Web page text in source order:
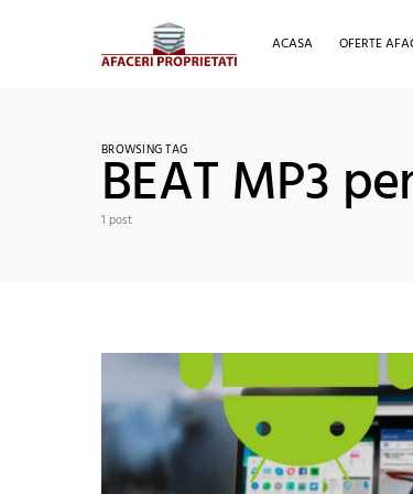
ACASA OFERTE
BROWSING TAG
BEAT MP3
1 post